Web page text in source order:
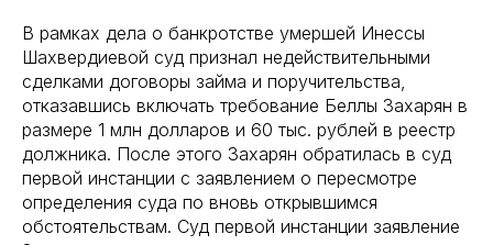
В рамках дела о банкротстве умершей Инессы
Шахвердиевой суд признал недействительными
сделками договоры займа и поручительства,
отказавшись включать требование Беллы Захарян в
размере 1 млн долларов и 60 тыс. рублей в реестр
должника. После этого Захарян обратилась в суд
первой инстанции с заявлением о пересмотре
определения суда по вновь открывшимся
обстоятельствам. Суд первой инстанции заявление